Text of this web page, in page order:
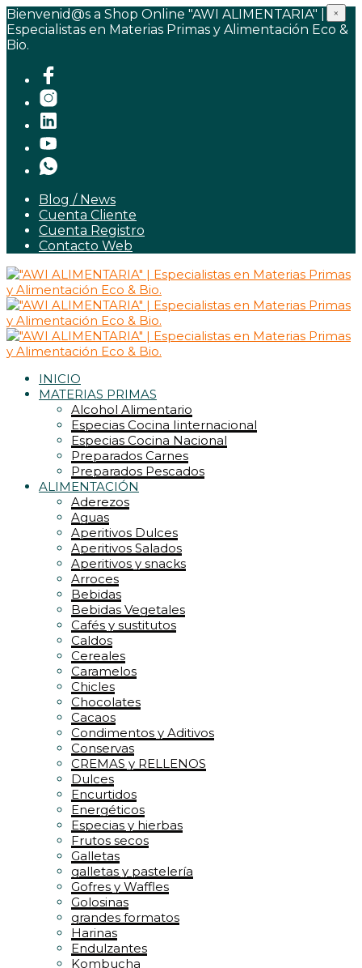
Bienvenid@s a Shop Online "AWI ALIMENTARIA" |
Especialistas en Materias Primas y Alimentación Eco &
Bio.
Blog / News
Cuenta Cliente
Cuenta Registro
Contacto Web
INICIO
MATERIAS PRIMAS
Alcohol Alimentario
Especias Cocina Iinternacional
Especias Cocina Nacional
Preparados Carnes
Preparados Pescados
ALIMENTACIÓN
Aderezos
Aguas
Aperitivos Dulces
Aperitivos Salados
Aperitivos y snacks
Arroces
Bebidas
Bebidas Vegetales
Cafés y sustitutos
Caldos
Cereales
Caramelos
Chicles
Chocolates
Cacaos
Condimentos y Aditivos
Conservas
CREMAS y RELLENOS
Dulces
Encurtidos
Energéticos
Especias y hierbas
Frutos secos
Galletas
galletas y pastelería
Gofres y Waffles
Golosinas
grandes formatos
Harinas
Endulzantes
Kombucha
×